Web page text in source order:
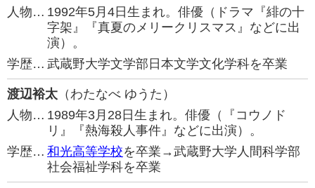
人物… 1992年5月4日生まれ。俳優（ドラマ『緋の十
字架』『真夏のメリークリスマス』などに出
演）。
学歴… 武蔵野大学文学部日本文学文化学科を卒業
渡辺裕太 （わたなべ ゆうた）
人物… 1989年3月28日生まれ。俳優（『コウノド
リ』『熱海殺人事件』などに出演）。
学歴… 和光高等学校を卒業→武蔵野大学人間科学部
社会福祉学科を卒業